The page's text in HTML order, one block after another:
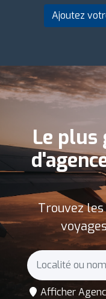
Ajoutez
Le plus
Trouvez
Afficher